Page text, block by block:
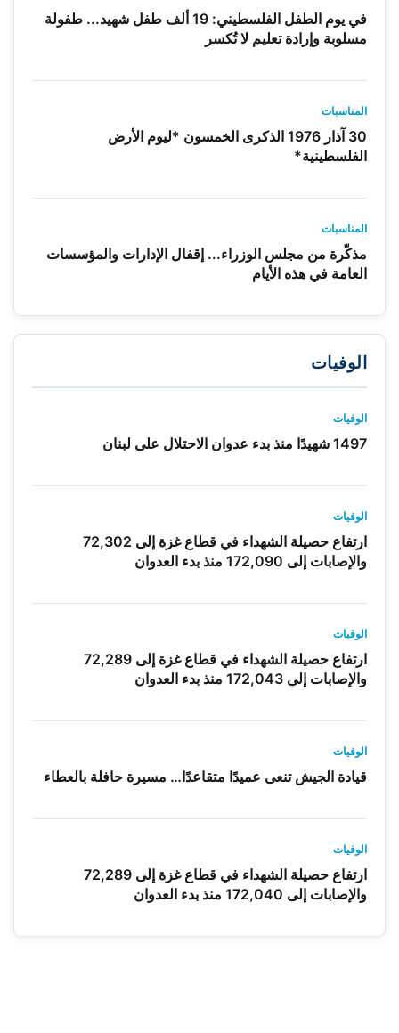
في يوم الطفل الفلسطيني: 19 ألف طفل شهيد... طفولة
مسلوبة وإرادة تعليم لا تُكسر
المناسبات
30 آذار 1976 الذكرى الخمسون *ليوم الأرض
الفلسطينية*
المناسبات
مذكّرة من مجلس الوزراء... إقفال الإدارات والمؤسسات
العامة في هذه الأيام
الوفيات
الوفيات
1497 شهيدًا منذ بدء عدوان الاحتلال على لبنان
الوفيات
ارتفاع حصيلة الشهداء في قطاع غزة إلى 72,302
والإصابات إلى 172,090 منذ بدء العدوان
الوفيات
ارتفاع حصيلة الشهداء في قطاع غزة إلى 72,289
والإصابات إلى 172,043 منذ بدء العدوان
الوفيات
قيادة الجيش تنعى عميدًا متقاعدًا… مسيرة حافلة بالعطاء
الوفيات
ارتفاع حصيلة الشهداء في قطاع غزة إلى 72,289
والإصابات إلى 172,040 منذ بدء العدوان